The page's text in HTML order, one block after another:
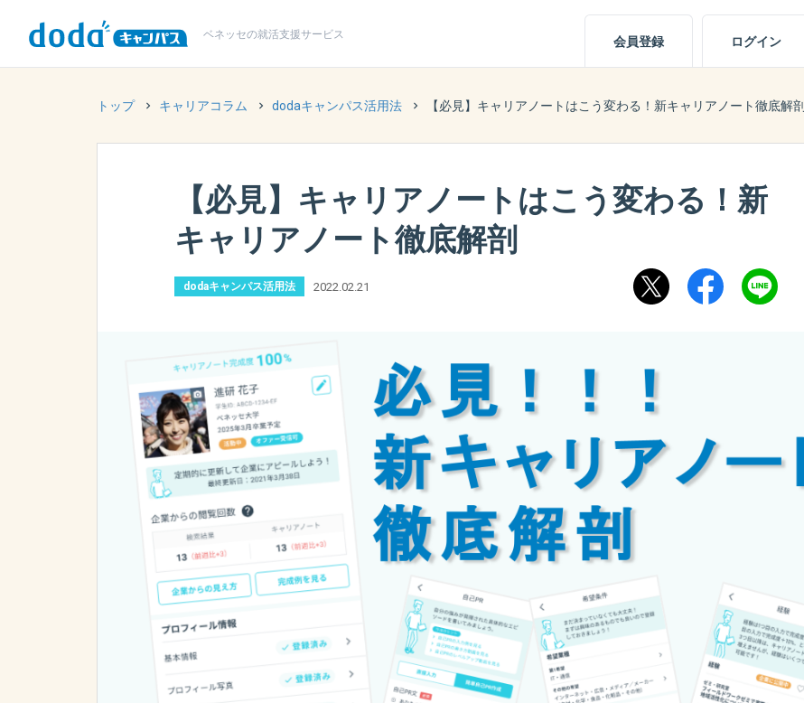
ベネッセの就活支援サービス
会員登録 ログイン
トップ キャリアコラム dodaキャンパス活用法 【必見】キャリアノートはこう変わる！新キャリアノート徹底解剖
【必見】キャリアノートはこう変わる！新
キャリアノート徹底解剖
dodaキャンパス活用法 2022.02.21